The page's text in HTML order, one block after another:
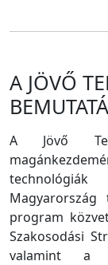
A JÖVŐ
A Jövő
program
Szakosodási
valamint a